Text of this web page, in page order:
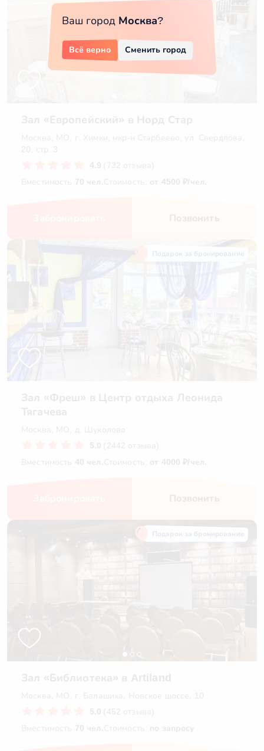
Зал «‎Европейский» в Норд Стар
Москва, МО, г. Химки, мкр-н Старбеево, ул. Свердлова,
20, стр. 3
4.9 (732 отзыва)
Вместимость 70 чел.Стоимость: от 4500 ₽/чел.
Позвонить
Зал «Фреш» в Центр отдыха Леонида
Тягачева
Москва, МО, д. Шуколово
5.0 (2442 отзыва)
Вместимость 40 чел.Стоимость: от 4000 ₽/чел.
Позвонить
Зал «Библиотека» в Artiland
Москва, МО, г. Балашиха, Новское шоссе, 10
5.0 (452 отзыва)
Вместимость 70 чел.Стоимость: по запросу
Ваш город Москва?
Всё верно Сменить город